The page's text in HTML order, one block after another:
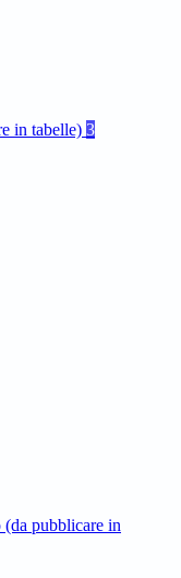
in tabelle) 3
pubblicare in